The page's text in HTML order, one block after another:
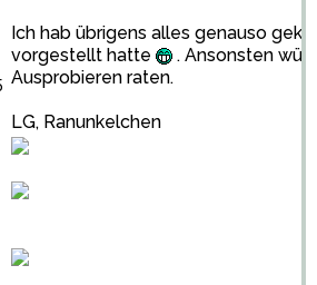
Ich hab übrigens alles genauso
vorgestellt hatte
. Ansonsten
Ausprobieren raten.
LG, Ranunkelchen